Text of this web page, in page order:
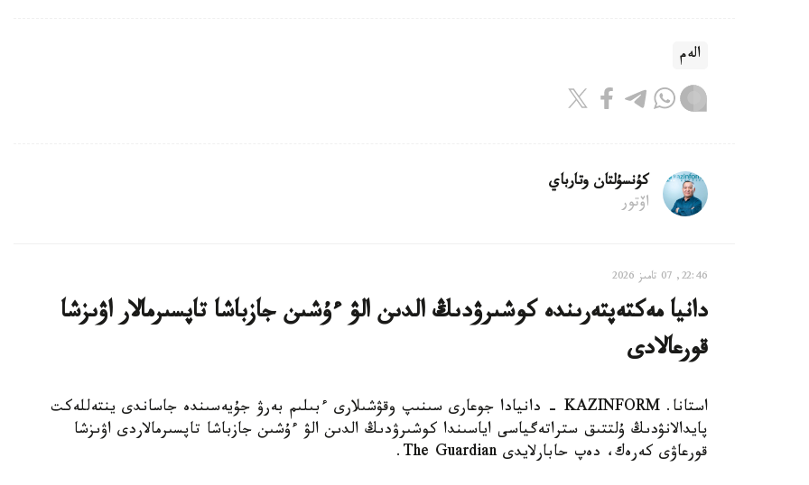
الەم
كۇنسۇلتان وتارباي
اۆتور
22:46, 07 تامىز 2026
دانيا مەكتەپتەرىندە كوشىرۋدىڭ الدىن الۋ ءۇشىن جازباشا تاپسىرمالار اۋىزشا
قورعالادى
استانا. KAZINFORM - دانيادا جوعارى سىنىپ وقۋشىلارى ءبىلىم بەرۋ جۇيەسىندە جاساندى ينتەللەكت
پايدالانۋدىڭ ۇلتتىق ستراتەگياسى اياسىندا كوشىرۋدىڭ الدىن الۋ ءۇشىن جازباشا تاپسىرمالاردى اۋىزشا
قورعاۋى كەرەك، دەپ حابارلايدى The Guardian.